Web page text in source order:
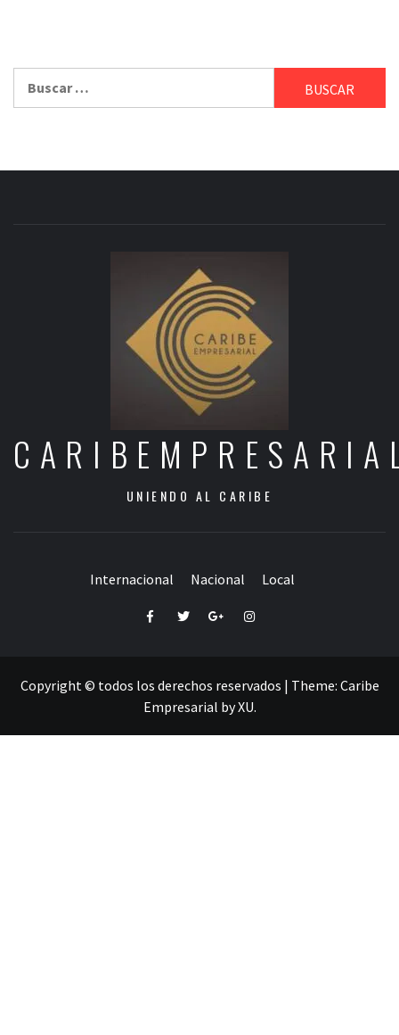
UNIENDO AL CARIBE
Internacional Nacional Local
FacebookTwitterGoogle+Instagram
Copyright © todos los derechos reservados | Theme: Caribe
Empresarial byXU.